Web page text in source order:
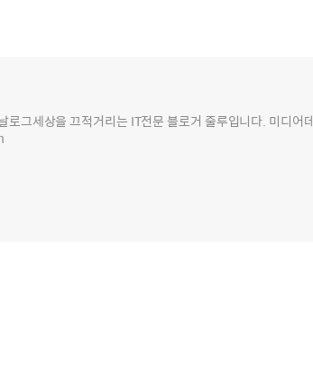
로그세상을 끄적거리는 IT전문 블로거 줄루입니다. 미디어